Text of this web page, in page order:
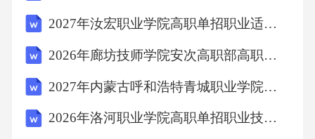
的是（）。
A.监督应独立、客观
2027年汝宏职业学院高职单招职业适应性测试考试模拟试卷附答案详解（研优卷）
2026年廊坊技师学院安次高职部高职单招职业适应性测试考试模拟试卷附答案详解【轻巧夺冠】
2027年内蒙古呼和浩特青城职业学院单招综合素质考试题库含答案详解（精练）
2026年洛河职业学院高职单招职业技能考试模拟试卷完整版附答案详解